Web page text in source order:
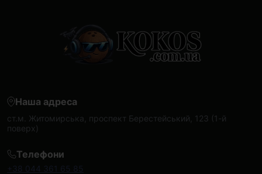
Наша адреса
ст.м. Житомирська, проспект Берестейський, 123 (1-й
поверх)
Телефони
+38 044 361 65 85